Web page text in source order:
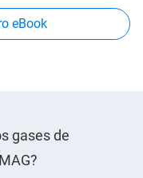
eBook
gases de